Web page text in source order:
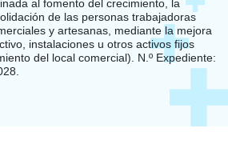
al fomento del crecimiento, la
de las personas trabajadoras
y artesanas, mediante la mejora
instalaciones u otros activos fijos
del local comercial). N.º Expediente: